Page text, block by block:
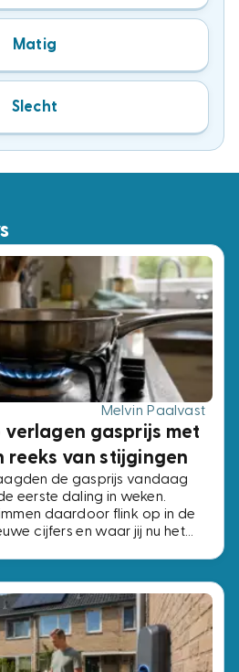
Matig
Slecht
Melvin Paalvast
verlagen gasprijs met
reeks van stijgingen
de gasprijs vandaag
eerste daling in weken.
daardoor flink op in de
cijfers en waar jij nu het